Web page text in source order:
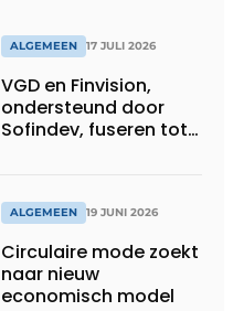
ALGEMEEN 17 JULI 2026
VGD en Finvision,
ondersteund door
Sofindev, fuseren tot
en advieskantoor
ALGEMEEN 19 JUNI 2026
Circulaire mode zoekt
naar nieuw
economisch model